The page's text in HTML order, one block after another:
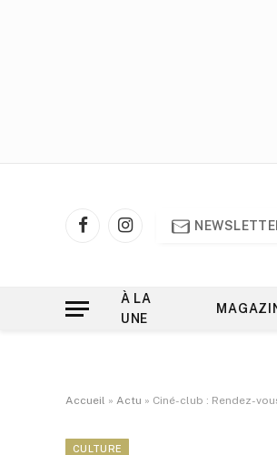
FacebookInstagram
À LA
UNE
Accueil » Actu » Ciné-club : Rendez-
CULTURE